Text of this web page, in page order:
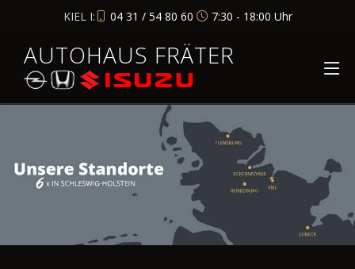
KIEL I: 04 31 / 54 80 60 7:30 - 18:00 Uhr
AUTOHAUS FRÄTER